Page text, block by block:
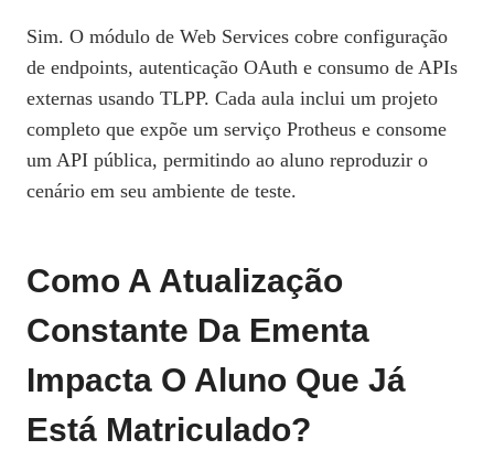
Sim. O módulo de Web Services cobre configuração
de endpoints, autenticação OAuth e consumo de APIs
externas usando TLPP. Cada aula inclui um projeto
completo que expõe um serviço Protheus e consome
um API pública, permitindo ao aluno reproduzir o
cenário em seu ambiente de teste.
Como A Atualização
Constante Da Ementa
Impacta O Aluno Que Já
Está Matriculado?